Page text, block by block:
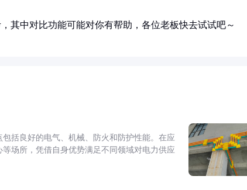
其中对比功能可能对你有帮助，各位老板快去试试吧～
括良好的电气、机械、防火和防护性能。在应
场所，凭借自身优势满足不同领域对电力供应